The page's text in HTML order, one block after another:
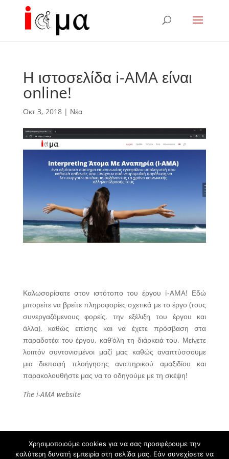
Η ιστοσελίδα i-AMA είναι
online!
Οκτ 3, 2018| Νέα
Καλωσορίσατε στον ιστότοπο του έργου i-AMA! Εδώ
μπορείτε να βρείτε πληροφορίες σχετικά με το έργο (τους
συνεργαζόμενους φορείς, την εξέλιξη του έργου και
άλλα), καθώς επίσης και να έχετε πρόσβαση στα
παραδοτέα του έργου, καθ’όλη τη διάρκειά του. Μείνετε
λοιπόν συντονισμένοι μαζί μας καθώς αναπτύσσουμε
μια διεπαφή πλοήγησης αναπηρικού αμαξιδίου και
παρακολουθήστε μας να το οδηγούμε με τη σκέψη!
The i-AMA website
Χρησιμοποιούμε cookies για να σας προσφέρουμε την
καλύτερη δυνατή εμπειρία στη σελίδα μας. Εάν συνεχίσετε να